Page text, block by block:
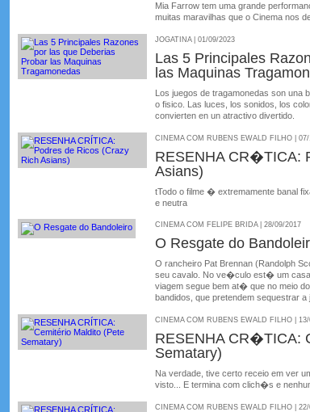
Mia Farrow tem uma grande
muitas maravilhas que o Cinema nos
JOGATINA | 01/09/2023
Las 5 Principales
las Maquinas
Los juegos de tragamonedas son una
o fisico. Las luces, los sonidos, los
convierten en un atractivo divertido.
CINEMA COM RUBENS EWALD FILHO | 07/
RESENHA CR�TICA:
Asians)
tTodo o filme � extremamente banal
e neutra
CINEMA COM FELIPE BRIDA | 28/09/2017
O Resgate do
O rancheiro Pat Brennan (Randolph
seu cavalo. No ve�culo est� um
viagem segue bem at� que no meio
bandidos, que pretendem sequestrar a
CINEMA COM RUBENS EWALD FILHO | 13/
RESENHA CR�TICA:
Sematary)
Na verdade, tive certo receio em ver
visto... E termina com clich�s e
CINEMA COM RUBENS EWALD FILHO | 22/